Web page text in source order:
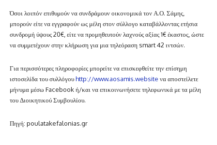
Όσοι λοιπόν επιθυμούν να συνδράμουν οικονομικά τον Α.Ο. Σάμης,
μπορούν είτε να εγγραφούν ως μέλη στον σύλλογο καταβάλλοντας ετήσια
συνδρομή ύψους 20€, είτε να προμηθευτούν λαχνούς αξίας 1€ έκαστος, ώστε
να συμμετέχουν στην κλήρωση για μια τηλεόραση smart 42 ιντσών.
Για περισσότερες πληροφορίες μπορείτε να επισκεφθείτε την επίσημη
ιστοσελίδα του συλλόγουhttp://www.aosamis.website να αποστείλετε
μήνυμα μέσω Facebook ή/και να επικοινωνήσετε τηλεφωνικά με τα μέλη
του Διοικητικού Συμβουλίου.
Πηγή: poulatakefalonias.gr